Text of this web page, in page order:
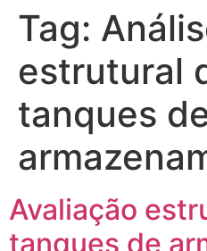
Tag:
estrutural
tanques
Avaliação
tanques de